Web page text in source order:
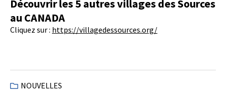
Découvrir les 5 autres villages des Sources
au CANADA
Cliquez sur : https://villagedessources.org/
NOUVELLES